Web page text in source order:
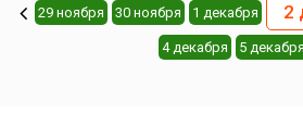
29 ноября 30 ноября 1 декабря 2
4 декабря 5 декабря